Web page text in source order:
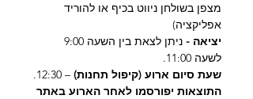
מצפן בשולחן ניווט בכיף או להוריד
אפליקציה)
יציאה -
לשעה 11:00.
שעת סיום ארוע (קיפול תחנות) – 12:30.
התוצאות יפורסמו לאחר הארוע באתר